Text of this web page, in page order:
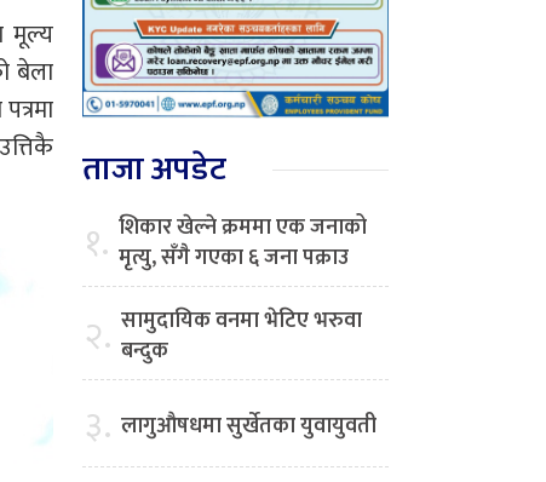
मूल्य
बेला
ताजा अपडेट
१. शिकार खेल्ने क्रममा एक जनाको
मृत्यु, सँगै गएका ६ जना पक्राउ
२. सामुदायिक वनमा भेटिए भरुवा
बन्दुक
३. लागुऔषधमा सुर्खेतका युवायुवती